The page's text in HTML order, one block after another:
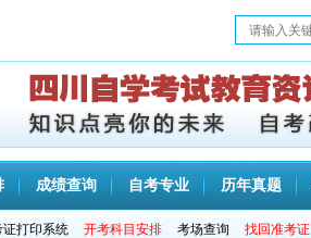
成绩查询 自考专业 历年真题
证打印系统 开考科目安排 考场查询 找回准考证